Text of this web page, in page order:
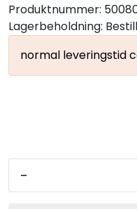
Produktnummer:
Lagerbeholdning:
normal leveringstid
-